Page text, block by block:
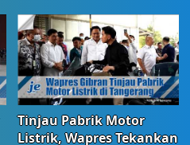
Tinjau Pabrik Motor
Listrik, Wapres Tekankan